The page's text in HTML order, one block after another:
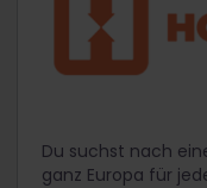
Du suchst nach
ganz Europa für